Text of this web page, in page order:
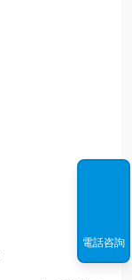
電話咨詢